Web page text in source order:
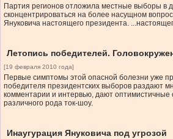
Партия регионов отложила местные выборы в
сконцентрироваться на более насущном
Януковича настоящего президента.
Летопись победителей.
[19 февраля 2010 года]
Первые симптомы этой опасной болезни уже
победителя президентских выборов раздают
комментарии и интервью, дают оптимистичные
различного рода ток-шоу.
Инаугурация Януковича под угрозой